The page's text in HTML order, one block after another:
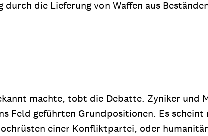
die Lieferung von Waffen aus
machte, tobt die Debatte. Zyniker und
Feld geführten Grundpositionen. Es
einer Konfliktpartei, oder